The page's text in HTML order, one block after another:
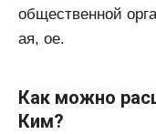
общественной
ая, ое.
Как можно
Ким?